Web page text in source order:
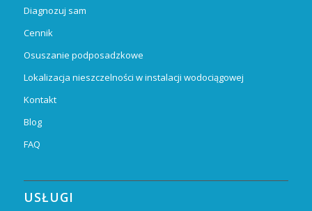
Diagnozuj sam
Cennik
Osuszanie podposadzkowe
Lokalizacja nieszczelności w instalacji wodociągowej
Kontakt
Blog
FAQ
USŁUGI